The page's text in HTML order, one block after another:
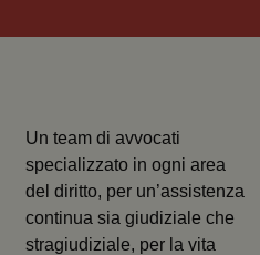
Un team di avvocati
specializzato in ogni area
del diritto, per un’assistenza
continua sia giudiziale che
stragiudiziale, per la vita